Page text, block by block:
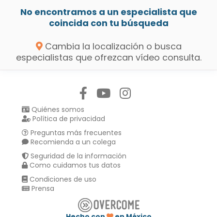
No encontramos a un especialista que
coincida con tu búsqueda
Cambia la localización o busca
especialistas que ofrezcan vídeo consulta.
Quiénes somos
Política de privacidad
Preguntas más frecuentes
Recomienda a un colega
Seguridad de la información
Como cuidamos tus datos
Condiciones de uso
Prensa